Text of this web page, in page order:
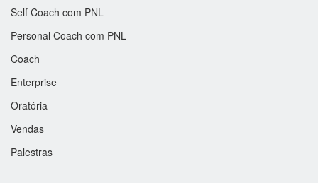
Self Coach com PNL
Personal Coach com PNL
Coach
Enterprise
Oratória
Vendas
Palestras